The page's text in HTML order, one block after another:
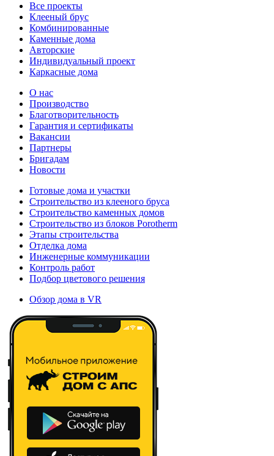
Все проекты
Клееный брус
Комбинированные
Каменные дома
Авторские
Индивидуальный проект
Каркасные дома
О нас
Производство
Благотворительность
Гарантия и сертификаты
Вакансии
Партнеры
Бригадам
Новости
Готовые дома и участки
Строительство из клееного бруса
Строительство каменных домов
Строительство из блоков Porotherm
Этапы строительства
Отделка дома
Инженерные коммуникации
Контроль работ
Подбор цветового решения
Обзор дома в VR